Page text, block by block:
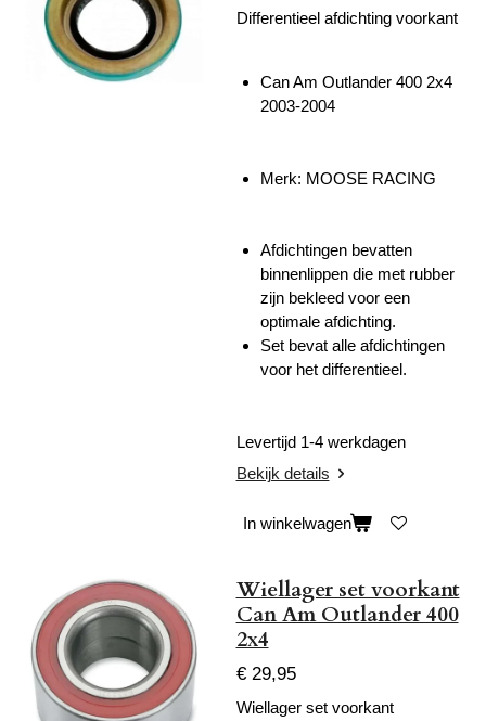
Differentieel afdichting voorkant
Can Am Outlander 400 2x4
2003-2004
Merk: MOOSE RACING
Afdichtingen bevatten
binnenlippen die met rubber
zijn bekleed voor een
optimale afdichting.
Set bevat alle afdichtingen
voor het differentieel.
Levertijd 1-4 werkdagen
Bekijk details
In winkelwagen
Wiellager set voorkant
Can Am Outlander 400
2x4
€ 29,95
Wiellager set voorkant